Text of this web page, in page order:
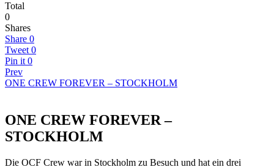
Total
0
Shares
Share 0
Tweet 0
Pin it 0
Prev
ONE CREW FOREVER – STOCKHOLM
ONE CREW FOREVER –
STOCKHOLM
Die OCF Crew war in Stockholm zu Besuch und hat ein drei